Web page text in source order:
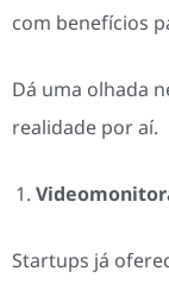
com benefícios
Dá uma olhada
realidade por aí.
Startups já